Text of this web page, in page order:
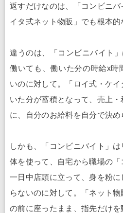
返すだけなのは、「コンビニ
イタ式ネット物販」でも根本的
違うのは、「コンビニバイト
働いても、働いた分の時給x時
いのに対して。「ロイ式・ケ
いた分が蓄積となって、売上
に、自分のお給料を自分で決め
しかも、「コンビニバイト」
体を使って、自宅から職場の
一日中店頭に立って、身を粉
らないのに対して。「ネット
の前に座ったまま、指先だけ